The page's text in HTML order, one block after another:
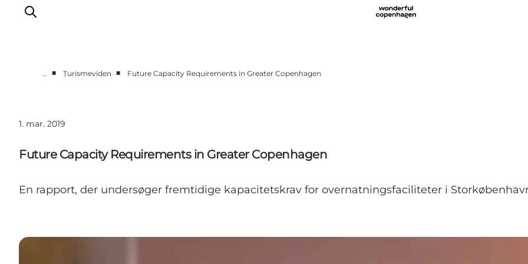
Om Wonderful Copenhagen
… ■ Turismeviden ■ Future Capacity Requirements in Greater Copenhagen
1. mar. 2019
Future Capacity Requirements in Greater Copenhagen
En rapport, der undersøger fremtidige kapacitetskrav for overnatningsfaciliteter i